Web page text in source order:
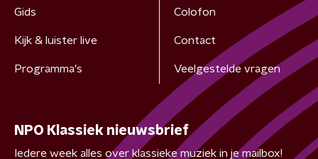
Gids
Kijk & luister live
Programma's
Colofon
Contact
Veelgestelde vragen
NPO Klassiek nieuwsbrief
Iedere week alles over klassieke muziek in je mailbox!